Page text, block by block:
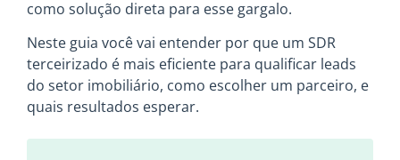
como solução direta para esse gargalo.
Neste guia você vai entender por que um SDR
terceirizado é mais eficiente para qualificar leads
do setor imobiliário, como escolher um parceiro, e
quais resultados esperar.